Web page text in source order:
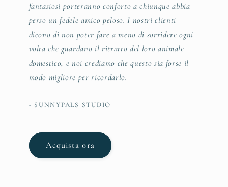
fantasiosi porteranno conforto a chiunque abbia
perso un fedele amico peloso. I nostri clienti
dicono di non poter fare a meno di sorridere ogni
volta che guardano il ritratto del loro animale
domestico, e noi crediamo che questo sia forse il
modo migliore per ricordarlo.
- SUNNYPALS STUDIO
Acquista ora